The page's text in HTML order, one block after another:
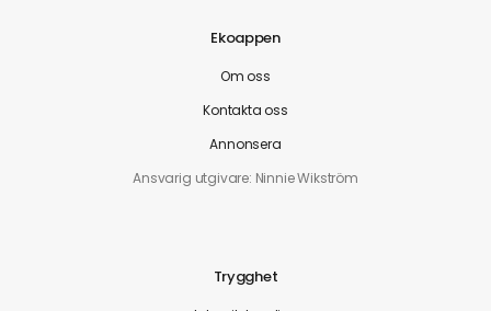
Ekoappen
Om oss
Kontakta oss
Annonsera
Ansvarig utgivare: Ninnie Wikström
Trygghet